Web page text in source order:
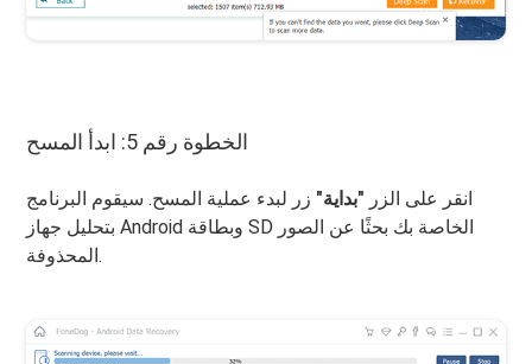
الخطوة رقم 5: ابدأ المسح
انقر على الزر "بداية" زر لبدء عملية المسح. سيقوم البرنامج
بتحليل جهاز Android وبطاقة SD الخاصة بك بحثًا عن الصور
المحذوفة.